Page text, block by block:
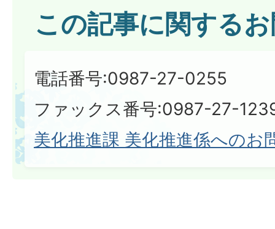
この記事に関する
電話番号:0987-27-0255
ファックス番号:0987-27-
美化推進課 美化推進係へのお